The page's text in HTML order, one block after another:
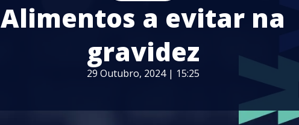
Alimentos a evitar na
gravidez
29 Outubro, 2024 | 15:25